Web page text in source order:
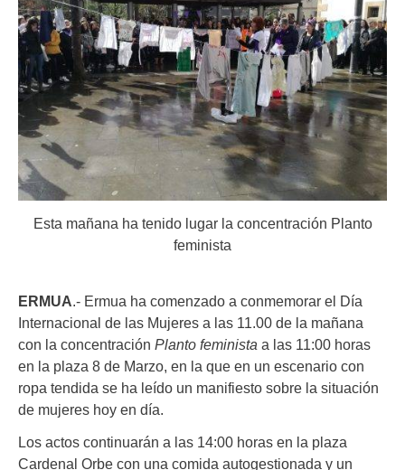
Esta mañana ha tenido lugar la concentración Planto
feminista
ERMUA.- Ermua ha comenzado a conmemorar el Día
Internacional de las Mujeres a las 11.00 de la mañana
con la concentración Planto feminista a las 11:00 horas
en la plaza 8 de Marzo, en la que en un escenario con
ropa tendida se ha leído un manifiesto sobre la situación
de mujeres hoy en día.
Los actos continuarán a las 14:00 horas en la plaza
Cardenal Orbe con una comida autogestionada y un